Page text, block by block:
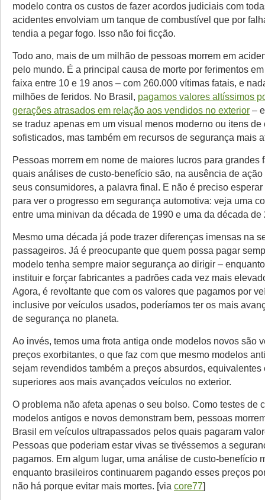
modelo contra os custos de fazer acordos judiciais com
acidentes envolviam um tanque de combustível que por
tendia a pegar fogo. Isso não foi ficção.
Todo ano, mais de um milhão de pessoas morrem em
pelo mundo. É a principal causa de morte por ferimentos
faixa entre 10 e 19 anos – com 260.000 vítimas fatais, e
milhões de feridos. No Brasil, pagamos valores altíssimos
gerações atrasados em relação aos vendidos no exterior –
se traduz apenas em um visual menos moderno ou itens de
sofisticados, mas também em recursos de segurança mais
Pessoas morrem em nome de maiores lucros para grandes
quais análises de custo-benefício são, na ausência de ação
seus consumidores, a palavra final. E não é preciso
para ver o progresso em segurança automotiva: veja uma
entre uma minivan da década de 1990 e uma da década de
Mesmo uma década já pode trazer diferenças imensas na
passageiros. Já é preocupante que quem possa pagar
modelo tenha sempre maior segurança ao dirigir –
instituir e forçar fabricantes a padrões cada vez mais
Agora, é revoltante que com os valores que pagamos por
inclusive por veículos usados, poderíamos ter os mais
de segurança no planeta.
Ao invés, temos uma frota antiga onde modelos novos são
preços exorbitantes, o que faz com que mesmo modelos
sejam revendidos também a preços absurdos, equivalentes
superiores aos mais avançados veículos no exterior.
O problema não afeta apenas o seu bolso. Como testes de
modelos antigos e novos demonstram bem, pessoas
Brasil em veículos ultrapassados pelos quais pagaram
Pessoas que poderiam estar vivas se tivéssemos a
pagamos. Em algum lugar, uma análise de custo-benefício
enquanto brasileiros continuarem pagando esses preços
não há porque evitar mais mortes. [via core77]